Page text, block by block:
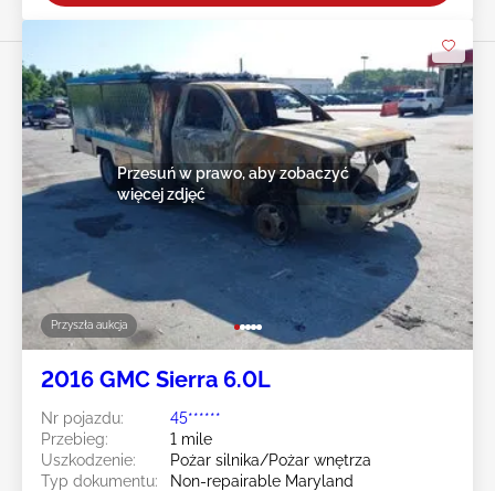
Przyszła aukcja
Przesuń w prawo, aby zobaczyć
więcej zdjęć
2016 GMC Sierra 6.0L
Nr pojazdu:
45******
Przebieg:
1 mile
Uszkodzenie:
Pożar silnika/Pożar wnętrza
Typ dokumentu:
Non-repairable Maryland